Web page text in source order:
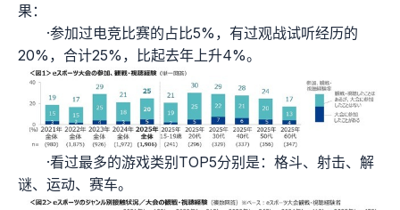
果：
·参加过电竞比赛的占比5%，有过观战试听经历的
20%，合计25%，比起去年上升4%。
·看过最多的游戏类别TOP5分别是：格斗、射击、解
谜、运动、赛车。